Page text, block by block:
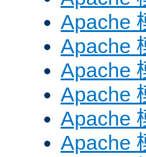
Apache
Apache
Apache
Apache
Apache
Apache